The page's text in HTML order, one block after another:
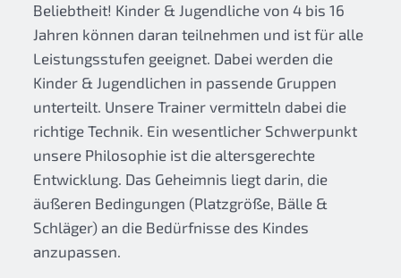
Beliebtheit! Kinder & Jugendliche von 4 bis 16
Jahren können daran teilnehmen und ist für alle
Leistungsstufen geeignet. Dabei werden die
Kinder & Jugendlichen in passende Gruppen
unterteilt. Unsere Trainer vermitteln dabei die
richtige Technik. Ein wesentlicher Schwerpunkt
unsere Philosophie ist die altersgerechte
Entwicklung. Das Geheimnis liegt darin, die
äußeren Bedingungen (Platzgröße, Bälle &
Schläger) an die Bedürfnisse des Kindes
anzupassen.